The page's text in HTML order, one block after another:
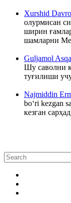
Xurshid
олурмисан
ширин
шамларни
Guljamol
Шу саволни
туғилиши
Najmiddin
bo‘ri kezgan
кезган